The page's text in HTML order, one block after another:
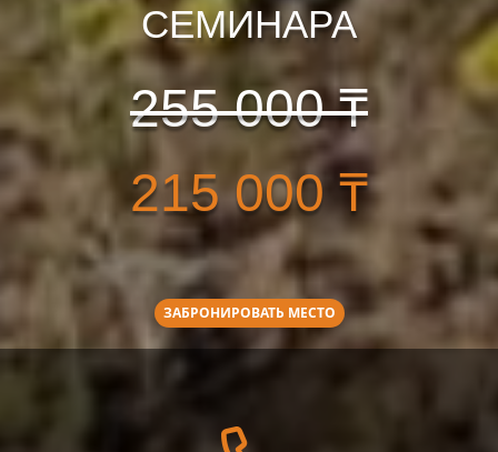
СЕМИНАРА
255 000 ₸
215 000 ₸
ЗАБРОНИРОВАТЬ МЕСТО